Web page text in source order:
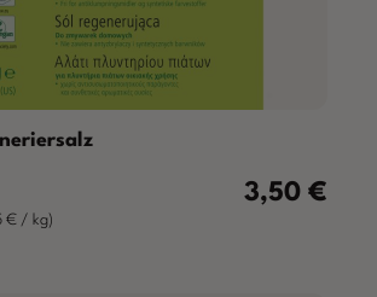
Regulärer
3,50 €
€ / kg)